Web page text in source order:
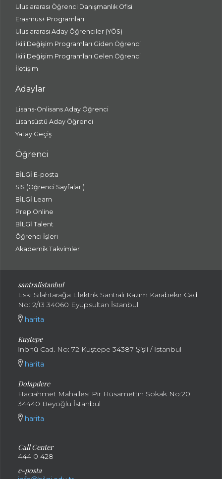
Uluslararası Öğrenci Danışmanlık Ofisi
Erasmus+ Programları
Uluslararası Aday Öğrenciler (YÖS)
İkili Değişim Programları Giden Öğrenci
İkili Değişim Programları Gelen Öğrenci
İletişim
Adaylar
Lisans-Önlisans Aday Öğrenci
Lisansüstü Aday Öğrenci
Yatay Geçiş
Öğrenci
BİLGİ E-posta
SIS (Öğrenci Sayfaları)
BİLGİ Learn
Prep Online
BİLGİ Talent
Öğrenci İşleri
Akademik Takvimler
santralistanbul
Eski Silahtarağa Elektrik Santralı Kazım Karabekir Cad.
No: 2/13 34060 Eyüpsultan İstanbul
harita
Kuştepe
İnönü Cad. No: 72 Kuştepe 34387 Şişli / İstanbul
harita
Dolapdere
Hacıahmet Mahallesi Pir Hüsamettin Sokak No:20
34440 Beyoğlu İstanbul
harita
Call Center
444 0 428
e-posta